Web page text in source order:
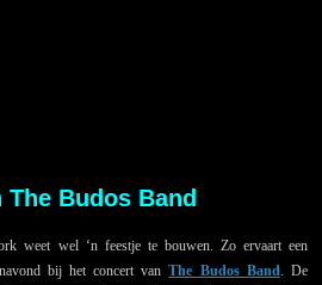
Budos Band
weet wel ‘n feestje te bouwen. Zo ervaart een
bij het concert vanThe Budos Band . De